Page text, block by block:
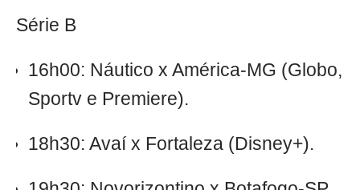
Série B
16h00: Náutico x América-MG (Globo,
Sportv e Premiere).
18h30: Avaí x Fortaleza (Disney+).